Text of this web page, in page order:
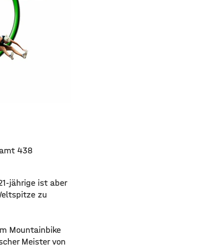
438
jährige ist aber
zu
Mountainbike
Meister von